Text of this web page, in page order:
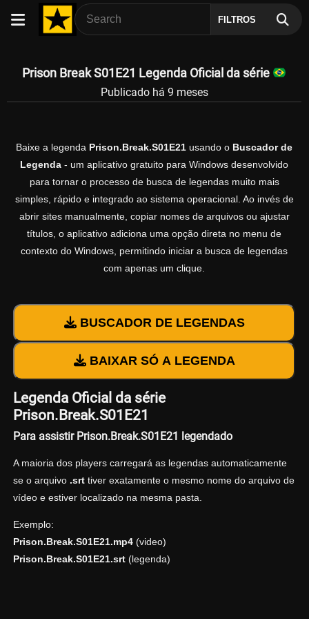
FILTROS
Prison Break S01E21 Legenda Oficial da série
Publicado há 9 meses
Baixe a legenda Prison.Break.S01E21 usando o Buscador de
Legenda - um aplicativo gratuito para Windows desenvolvido
para tornar o processo de busca de legendas muito mais
simples, rápido e integrado ao sistema operacional. Ao invés de
abrir sites manualmente, copiar nomes de arquivos ou ajustar
títulos, o aplicativo adiciona uma opção direta no menu de
contexto do Windows, permitindo iniciar a busca de legendas
com apenas um clique.
BUSCADOR DE LEGENDAS
BAIXAR SÓ A LEGENDA
Legenda Oficial da série
Prison.Break.S01E21
Para assistir Prison.Break.S01E21 legendado
A maioria dos players carregará as legendas automaticamente
se o arquivo .srttiver exatamente o mesmo nome do arquivo de
vídeo e estiver localizado na mesma pasta.
Exemplo:
Prison.Break.S01E21.mp4(video)
Prison.Break.S01E21.srt(legenda)